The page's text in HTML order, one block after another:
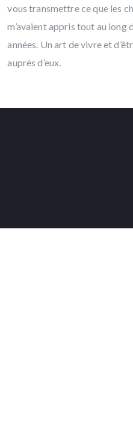
vous transmettre ce que les
m’avaient appris tout au long
années. Un art de vivre et
auprès d’eux.